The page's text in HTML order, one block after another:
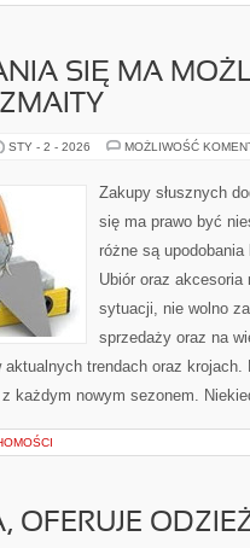
SIĘ MA
STY - 2 - 2026 MOŻLIWOŚĆ
Zakupy słusznych
się ma prawo być
różne są
Ubiór oraz akcesoria
sytuacji, nie wolno
sprzedaży oraz na
trendach oraz
każdym nowym sezonem.
OFERUJE